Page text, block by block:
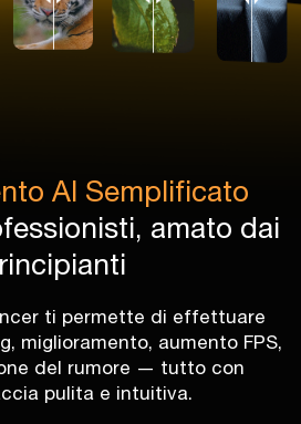
AI Semplificato
amato dai
ti permette di effettuare
miglioramento, aumento FPS,
del rumore — tutto con
pulita e intuitiva.